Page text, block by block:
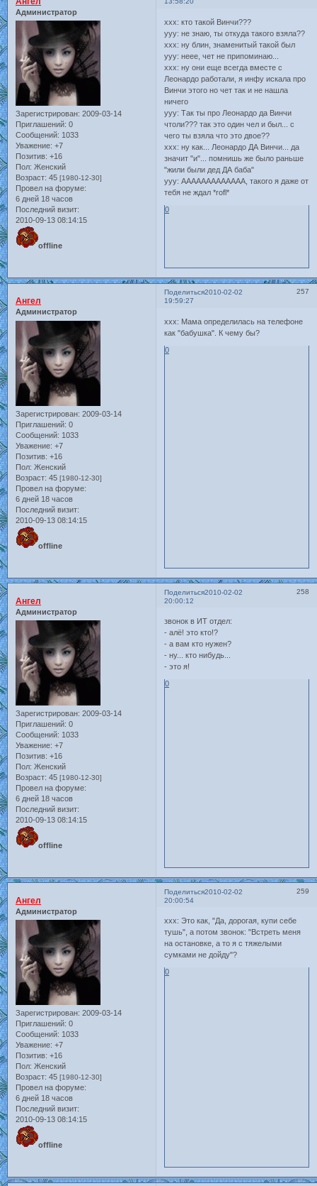
Администратор
Зарегистрирован: 2009-03-14
Приглашений: 0
Сообщений: 1033
Уважение: +7
Позитив: +16
Пол: Женский
Возраст: 45 [1980-12-30]
Провел на форуме:
6 дней 18 часов
Последний визит:
2010-09-13 08:14:15
offline
xxx: кто такой Винчи???
yyy: не знаю, ты откуда такого взяла??
ххх: ну блин, знаменитый такой был
yyy: неее, чет не припоминаю...
ххх: ну они еще всегда вместе с
Леонардо работали, я инфу искала про
Винчи этого но чет так и не нашла
ничего
yyy: Так ты про Леонардо да Винчи
чтоли??? так это один чел и был... с
чего ты взяла что это двое??
ххх: ну как... Леонардо ДА Винчи... да
значит "и"... помнишь же было раньше
"жили были дед ДА баба"
yyy: ААААААААААААА, такого я даже от
тебя не ждал *rofl*
0
Поделиться 257
2010-02-02
19:59:27
Ангел
Администратор
Зарегистрирован: 2009-03-14
Приглашений: 0
Сообщений: 1033
Уважение: +7
Позитив: +16
Пол: Женский
Возраст: 45 [1980-12-30]
Провел на форуме:
6 дней 18 часов
Последний визит:
2010-09-13 08:14:15
offline
xxx: Мама определилась на телефоне
как "бабушка". К чему бы?
0
Поделиться 258
2010-02-02
20:00:12
Ангел
Администратор
Зарегистрирован: 2009-03-14
Приглашений: 0
Сообщений: 1033
Уважение: +7
Позитив: +16
Пол: Женский
Возраст: 45 [1980-12-30]
Провел на форуме:
6 дней 18 часов
Последний визит:
2010-09-13 08:14:15
offline
звонок в ИТ отдел:
- алё! это кто!?
- а вам кто нужен?
- ну... кто нибудь...
- это я!
0
Поделиться 259
2010-02-02
20:00:54
Ангел
Администратор
Зарегистрирован: 2009-03-14
Приглашений: 0
Сообщений: 1033
Уважение: +7
Позитив: +16
Пол: Женский
Возраст: 45 [1980-12-30]
Провел на форуме:
6 дней 18 часов
Последний визит:
2010-09-13 08:14:15
offline
xxx: Это как, "Да, дорогая, купи себе
тушь", а потом звонок: "Встреть меня
на остановке, а то я с тяжелыми
сумками не дойду"?
0